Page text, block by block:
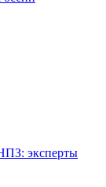
эксперты